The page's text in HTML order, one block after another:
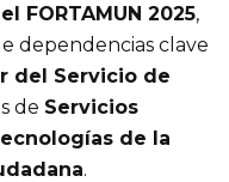
FORTAMUN 2025,
dependencias clave
del Servicio de
de Servicios
de la
.